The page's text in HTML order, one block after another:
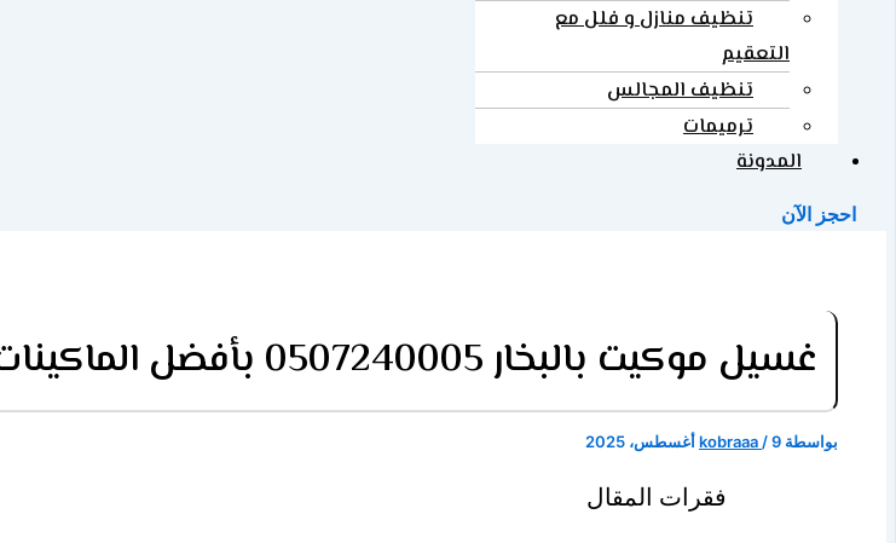
تنظيف منازل و فلل مع
التعقيم
تنظيف المجالس
ترميمات
المدونة
احجز الآن
غسيل موكيت بالبخار 0507240005 بأفضل الماكينات وبأفضل الاسعار
بواسطة kobraaa/9 أغسطس، 2025
فقرات المقال